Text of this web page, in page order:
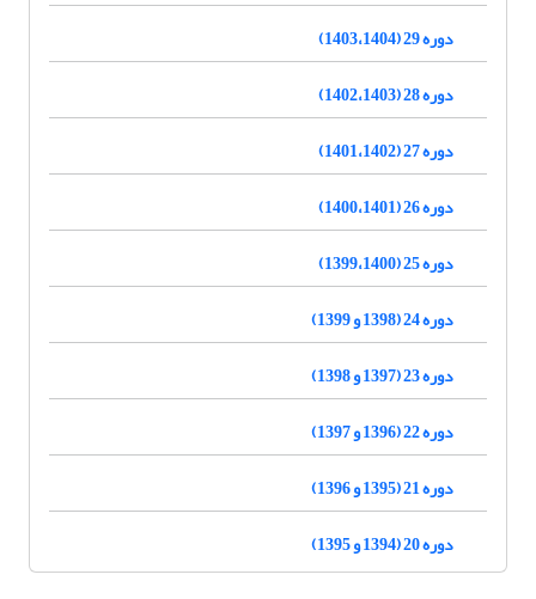
دوره 29 (1403،1404)
دوره 28 (1402،1403)
دوره 27 (1401،1402)
دوره 26 (1400،1401)
دوره 25 (1399،1400)
دوره 24 (1398 و 1399)
دوره 23 (1397 و 1398)
دوره 22 (1396 و 1397)
دوره 21 (1395 و 1396)
دوره 20 (1394 و 1395)